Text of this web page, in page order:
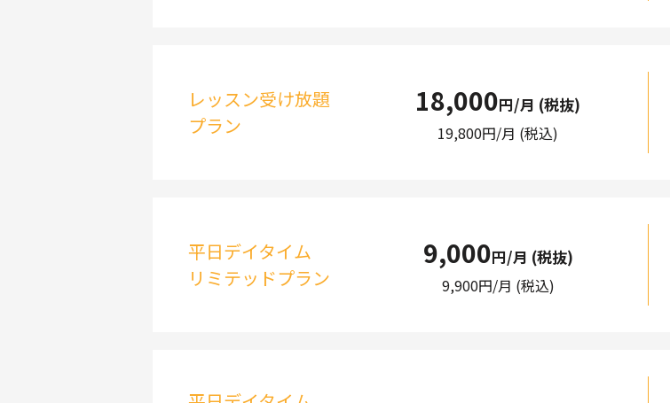
レッスン受け放題
プラン
18,000円/月 (税抜)
19,800円/月 (税込)
平日デイタイム
リミテッドプラン
9,000円/月 (税抜)
9,900円/月 (税込)